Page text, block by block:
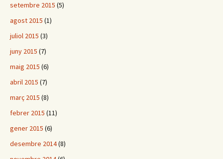
setembre 2015 (5)
agost 2015 (1)
juliol 2015 (3)
juny 2015 (7)
maig 2015 (6)
abril 2015 (7)
març 2015 (8)
febrer 2015 (11)
gener 2015 (6)
desembre 2014(8)